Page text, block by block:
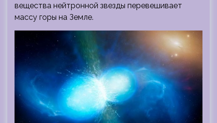
вещества нейтронной звезды перевешивает
массу горы на Земле.